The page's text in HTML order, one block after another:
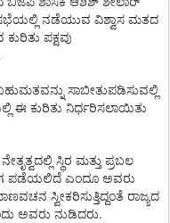
ನಡೆಯುವ ವಿಶ್ವಾಸ ಮತದ
ಕುರಿತು ಪಕ್ಷವು
ಸಾಬೀತುಪಡಿಸುವಲ್ಲಿ
ಈ ಕುರಿತು ನಿರ್ಧರಿಸಲಾಯಿತು
ನೇತೃತ್ವದಲ್ಲಿ ಸ್ಥಿರ ಮತ್ತು ಪ್ರಬಲ
ಪಡೆಯಲಿದೆ ಎಂದೂ ಅವರು
ಸ್ವೀಕರಿಸುತ್ತಿದ್ದಂತೆ ರಾಜ್ಯದ
ಅವರು ನುಡಿದರು.